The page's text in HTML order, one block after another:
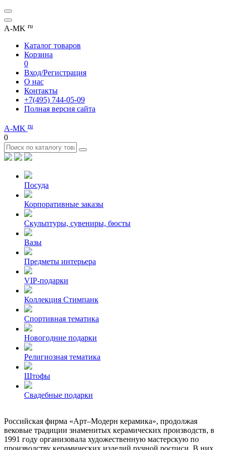
A-MK ru
Каталог товаров
Корзина
0
Вход/Регистрация
О нас
Контакты
+7(495) 744-05-09
Полная версия сайта
A-MK ru
0
Посуда
Корпоративные заказы
Скульптуры, сувениры, бюсты
Вазы
Предметы интерьера
VIP-подарки
Коллекция Стимпанк
Спортивная тематика
Новогодние подарки
Религиозная тематика
Штофы
Свадебные подарки
Российская фирма «Арт–Модерн керамика», продолжая
вековые традиции знаменитых керамических производств, в
1991 году организовала художественную мастерскую по
производству керамических изделий ручной росписи. В них